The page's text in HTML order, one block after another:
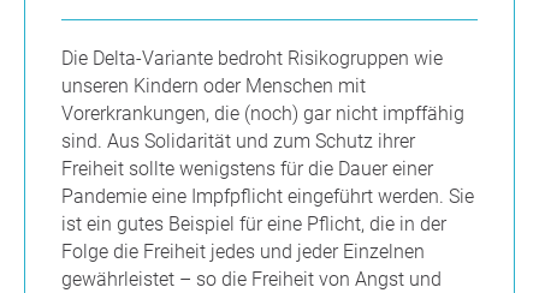
Die Delta-Variante bedroht Risikogruppen wie
unseren Kindern oder Menschen mit
Vorerkrankungen, die (noch) gar nicht impffähig
sind. Aus Solidarität und zum Schutz ihrer
Freiheit sollte wenigstens für die Dauer einer
Pandemie eine Impfpflicht eingeführt werden. Sie
ist ein gutes Beispiel für eine Pflicht, die in der
Folge die Freiheit jedes und jeder Einzelnen
gewährleistet – so die Freiheit von Angst und